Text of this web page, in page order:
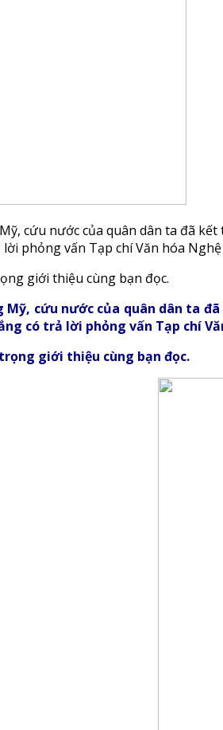
cứu nước của quân dân ta đã
phỏng vấn Tạp chí Văn hóa
giới thiệu cùng bạn đọc.
Mỹ, cứu nước của quân dân ta
có trả lời phỏng vấn Tạp chí
giới thiệu cùng bạn đọc.